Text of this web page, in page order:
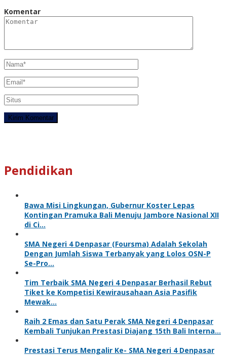
Komentar
Pendidikan
Bawa Misi Lingkungan, Gubernur Koster Lepas
Kontingan Pramuka Bali Menuju Jambore Nasional XII
di Ci…
SMA Negeri 4 Denpasar (Foursma) Adalah Sekolah
Dengan Jumlah Siswa Terbanyak yang Lolos OSN-P
Se-Pro…
Tim Terbaik SMA Negeri 4 Denpasar Berhasil Rebut
Tiket ke Kompetisi Kewirausahaan Asia Pasifik
Mewak…
Raih 2 Emas dan Satu Perak SMA Negeri 4 Denpasar
Kembali Tunjukan Prestasi Diajang 15th Bali Interna…
Prestasi Terus Mengalir Ke- SMA Negeri 4 Denpasar